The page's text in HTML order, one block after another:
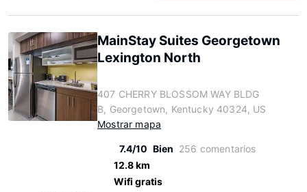
MainStay Suites Georgetown
Lexington North
407 CHERRY BLOSSOM WAY BLDG
B, Georgetown, Kentucky 40324, US
Mostrar mapa
7.4/10 Bien 256 comentarios
12.8 km
Wifi gratis